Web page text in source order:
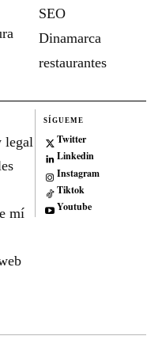
SEO
Dinamarca
restaurantes
legal
mí
SÍGUEME
Twitter
Linkedin
Instagram
Tiktok
Youtube